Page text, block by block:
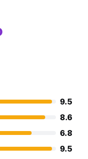
9.5
8.6
6.8
9.5